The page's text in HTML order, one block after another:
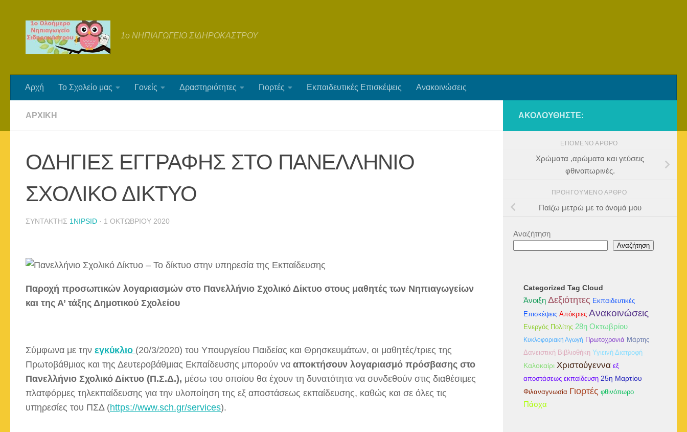
1ο ΝΗΠΙΑΓΩΓΕΙΟ ΣΙΔΗΡΟΚΑΣΤΡΟΥ
Αρχή Το Σχολείο μας Γονείς Δραστηριότητες Γιορτές Εκπαιδευτικές Επισκέψεις Ανακοινώσεις
ΑΡΧΙΚΉ
ΟΔΗΓΙΕΣ ΕΓΓΡΑΦΗΣ ΣΤΟ ΠΑΝΕΛΛΗΝΙΟ
ΣΧΟΛΙΚΟ ΔΙΚΤΥΟ
ΣΥΝΤΆΚΤΗΣ 1NIPSID · 1 ΟΚΤΩΒΡΊΟΥ 2020
Παροχή προσωπικών λογαριασμών στο Πανελλήνιο Σχολικό Δίκτυο στους μαθητές των Νηπιαγωγείων
και της Α’ τάξης Δημοτικού Σχολείου
Σύμφωνα με την εγκύκλιο (20/3/2020) του Υπουργείου Παιδείας και Θρησκευμάτων, οι μαθητές/τριες της
Πρωτοβάθμιας και της Δευτεροβάθμιας Εκπαίδευσης μπορούν να αποκτήσουν λογαριασμό πρόσβασης στο
Πανελλήνιο Σχολικό Δίκτυο (Π.Σ.Δ.), μέσω του οποίου θα έχουν τη δυνατότητα να συνδεθούν στις διαθέσιμες
πλατφόρμες τηλεκπαίδευσης για την υλοποίηση της εξ αποστάσεως εκπαίδευσης, καθώς και σε όλες τις
υπηρεσίες του ΠΣΔ (https://www.sch.gr/services).
ΑΚΟΛΟΥΘΉΣΤΕ:
ΕΠΌΜΕΝΟ ΆΡΘΡΟ
Χρώματα ,αρώματα και γεύσεις
φθινοπωρινές.
ΠΡΟΗΓΟΎΜΕΝΟ ΆΡΘΡΟ
Παίζω μετρώ με το όνομά μου
Αναζήτηση
Αναζήτηση
Categorized Tag Cloud
Άνοιξη Δεξιότητες Εκπαιδευτικές
Επισκέψεις Απόκριες Ανακοινώσεις
Ενεργός Πολίτης 28η Οκτωβρίου
Κυκλοφοριακή Αγωγή Πρωτοχρονιά Μάρτης
Δανειστική Βιβλιοθήκη Υγιεινή Διατροφή
Καλοκαίρι Χριστούγεννα εξ
αποστάσεως εκπαίδευση 25η Μαρτίου
Φιλαναγνωσία Γιορτές φθινόπωρο
Πάσχα